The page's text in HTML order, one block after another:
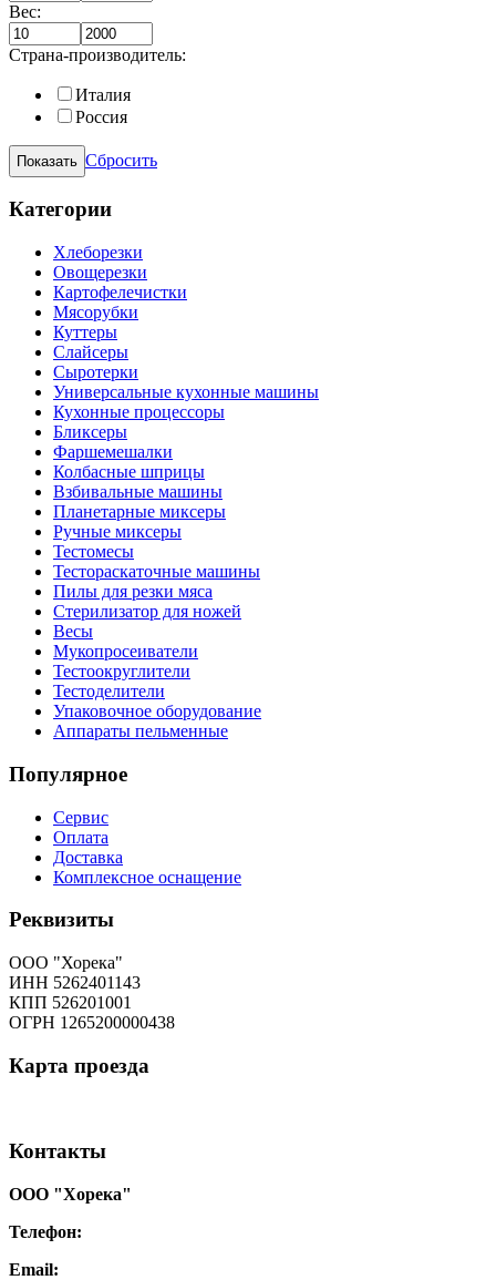
Вес:
Страна-производитель:
Италия
Россия
Сбросить
Категории
Хлеборезки
Овощерезки
Картофелечистки
Мясорубки
Куттеры
Слайсеры
Сыротерки
Универсальные кухонные машины
Кухонные процессоры
Бликсеры
Фаршемешалки
Колбасные шприцы
Взбивальные машины
Планетарные миксеры
Ручные миксеры
Тестомесы
Тестораскаточные машины
Пилы для резки мяса
Стерилизатор для ножей
Весы
Мукопросеиватели
Тестоокруглители
Тестоделители
Упаковочное оборудование
Аппараты пельменные
Популярное
Сервис
Оплата
Доставка
Комплексное оснащение
Реквизиты
ООО "Хорека"
ИНН 5262401143
КПП 526201001
ОГРН 1265200000438
Карта проезда
Контакты
ООО "Хорека"
Телефон:
Email: